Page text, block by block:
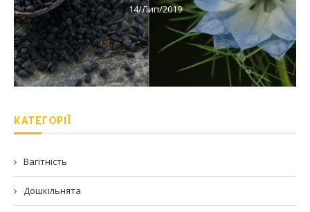
14/Лип/2019
КАТЕГОРІЇ
Вагітність
Дошкільнята